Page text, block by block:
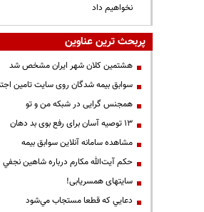
نخواهیم داد
پربحث ترین عناوین
هشتمین کلان شهر ایران مشخص شد
سوابق بیمه شدگان روی سایت تامین
همجنس گرایی در شبکه من و تو
13 توصیه آسان برای رفع بوی بد دهان
مشاهده سامانه آنلاين سوابق بیمه
حكم آيت‌الله مكارم درباره شاهين نجفي
سایتهای همسریابی!
دعايي كه قطعا مستجاب مي‌شود